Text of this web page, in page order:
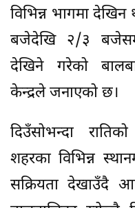
विभिन्न भागमा
बजेदेखि २/३
देखिने गरेको
केन्द्रले जनाएको छ।
दिउँसोभन्दा
शहरका विभिन्न
सक्रियता देखाउँदै